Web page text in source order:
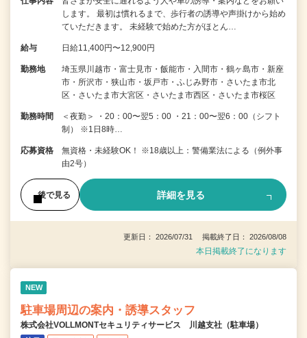
します。 最初は慣れるまで、歩行者の誘導や声掛けから始め
ていただきます。 未経験で始めた方がほとん…
給与 日給11,400円〜12,900円
勤務地
埼玉県川越市・富士見市・飯能市・入間市・鶴ヶ島市・新座
市・所沢市・狭山市・坂戸市・ふじみ野市・さいたま市北
区・さいたま市大宮区・さいたま市西区・さいたま市桜区
勤務時間
＜夜勤＞ ・20：00〜翌5：00 ・21：00〜翌6：00（シフト
制） ※1日8時…
応募資格
無資格・未経験OK！ ※18歳以上：警備業法による（例外事
由2号）
後で見る 詳細を見る
更新日： 2026/07/31 掲載終了日： 2026/08/08
本日掲載終了になります
NEW
駐車場周辺の案内・誘導スタッフ
株式会社VOLLMONTセキュリティサービス 川越支社（駐車場）